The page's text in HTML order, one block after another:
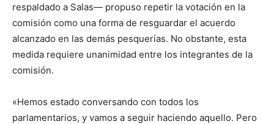
respaldado a Salas— propuso repetir la votación en la
comisión como una forma de resguardar el acuerdo
alcanzado en las demás pesquerías. No obstante, esta
medida requiere unanimidad entre los integrantes de la
comisión.
«Hemos estado conversando con todos los
parlamentarios, y vamos a seguir haciendo aquello. Pero